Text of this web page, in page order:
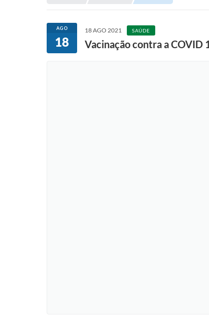
AGO
18
18 AGO 2021 SAÚDE
Vacinação contra a COVID